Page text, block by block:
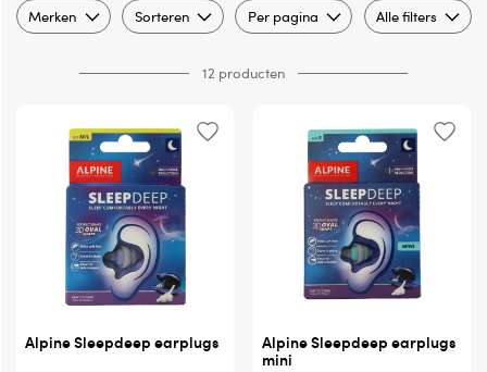
Merken Sorteren Per pagina Alle filters
12 producten
Alpine Sleepdeep earplugs
Alpine Sleepdeep earplugs
mini